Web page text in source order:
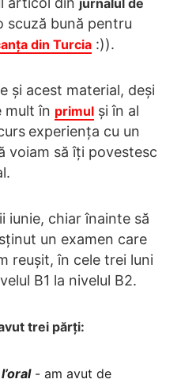
jurnalul de
scuză bună pentru
din Turcia :)).
și acest material, deși
mult în primul și în al
experiența cu un
voiam să îți povestesc
iunie, chiar înainte să
un examen care
reușit, în cele trei luni
B1 la nivelul B2.
trei părți:
- am avut de